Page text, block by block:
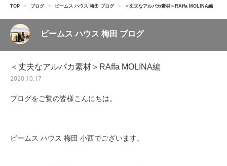
TOP > ブログ > ビームス ハウス 梅田 ブログ > ＜丈夫なアルパカ素材＞RAffa MOLINA編
ビームス ハウス 梅田 ブログ
＜丈夫なアルパカ素材＞RAffa MOLINA編
2020.10.17
ブログをご覧の皆様こんにちは。
ビームス ハウス 梅田 小西でございます。